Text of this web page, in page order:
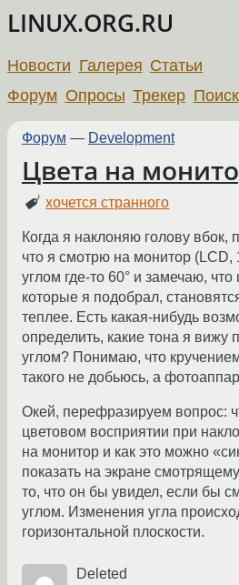
LINUX.ORG.RU
Новости Галерея Статьи
Форум Опросы Трекер Поиск
Форум — Development
Цвета на
хочется странного
Когда я наклоняю голову вбок,
что я смотрю на монитор (LCD,
углом где-то 60° и замечаю, что
которые я подобрал,
теплее. Есть какая-нибудь
определить, какие тона я вижу
углом? Понимаю, что
такого не добьюсь, а
Окей, перефразируем вопрос:
цветовом восприятии при
на монитор и как это можно
показать на экране
то, что он бы увидел, если бы
углом. Изменения угла
горизонтальной плоскости.
Deleted